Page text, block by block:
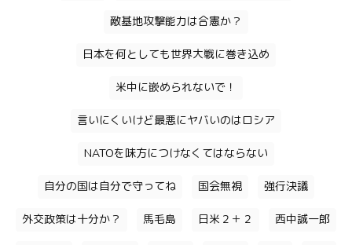
敵基地攻撃能力は合憲か？
日本を何としても世界大戦に巻き込め
米中に嵌められないで！
言いにくいけど最悪にヤバいのはロシア
NATOを味方につけなくてはならない
自分の国は自分で守ってね 国会無視 強行決議
外交政策は十分か？ 馬毛島 日米２＋２ 西中誠一郎